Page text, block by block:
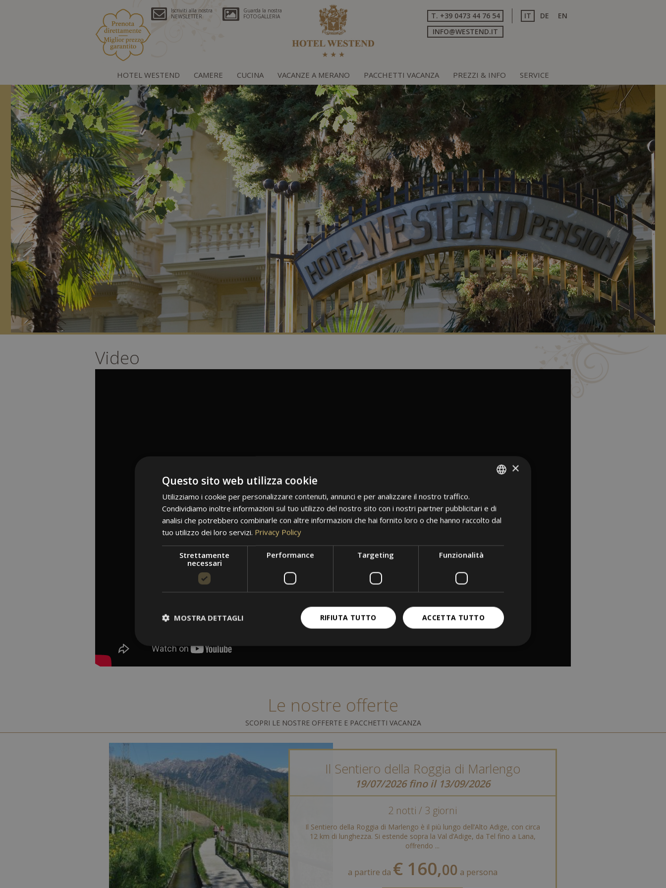
Iscriviti alla nostra
NEWSLETTER
Guarda la nostra
FOTOGALLERIA
IT DE EN
T. +39 0473 44 76 54
INFO@WESTEND.IT
HOTEL WESTEND CAMERE CUCINA VACANZE A MERANO PACCHETTI VACANZA PREZZI & INFO SERVICE
Video
Le nostre offerte
SCOPRI LE NOSTRE OFFERTE E PACCHETTI VACANZA
Il Sentiero della Roggia di Marlengo
19/07/2026 fino il 13/09/2026
2 notti / 3 giorni
Il Sentiero della Roggia di Marlengo è il più lungo dell’Alto Adige, con circa
12 km di lunghezza. Si estende sopra la Val d’Adige, da Tel fino a Lana,
offrendo ...
a partire da € 160,00 a persona
GERMAN
×
Questo sito web utilizza cookie
Utilizziamo i cookie per personalizzare contenuti, annunci e per analizzare il nostro traffico.
Condividiamo inoltre informazioni sul tuo utilizzo del nostro sito con i nostri partner pubblicitari e di
analisi che potrebbero combinarle con altre informazioni che hai fornito loro o che hanno raccolto dal
tuo utilizzo dei loro servizi. Privacy Policy
Strettamente
necessari
Performance Targeting Funzionalità
ACCETTA TUTTO
RIFIUTA TUTTO
MOSTRA DETTAGLI